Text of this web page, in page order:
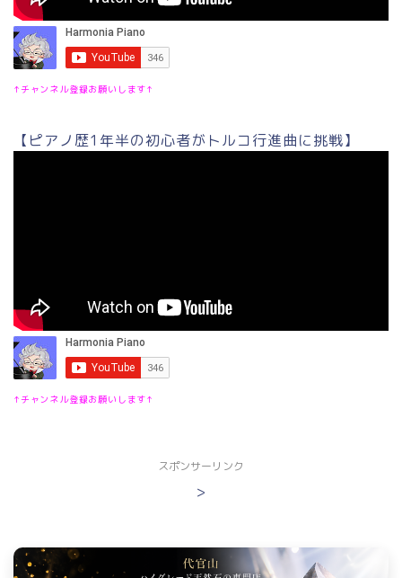
↑チャンネル登録お願いします↑
【ピアノ歴1年半の初心者がトルコ行進曲に挑戦】
↑チャンネル登録お願いします↑
スポンサーリンク
>